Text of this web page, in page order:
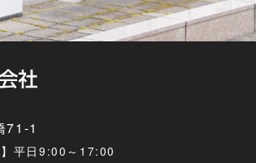
71-1
】平日9:00～17:00